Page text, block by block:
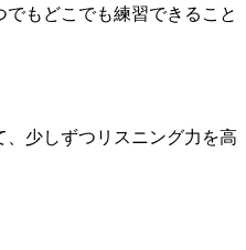
もどこでも練習できること
少しずつリスニング力を高